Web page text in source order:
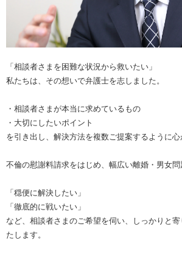
「相談者さまを困難な状況から救いたい」
私たちは、その想いで弁護士を志しました。
・相談者さまが本当に求めているもの
・大切にしたいポイント
を引き出し、解決方法を複数ご提案するように心
不倫の慰謝料請求をはじめ、幅広い離婚・男女問
「穏便に解決したい」
「徹底的に戦いたい」
など、相談者さまのご希望を伺い、しっかりと
たします。